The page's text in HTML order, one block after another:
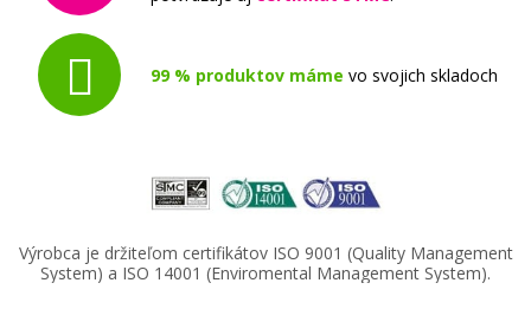
99 % produktov máme vo svojich skladoch
Výrobca je držiteľom certifikátov ISO 9001 (Quality Management
System) a ISO 14001 (Enviromental Management System).